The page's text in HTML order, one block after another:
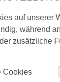
auf unserer
während
zusätzliche
Cookies